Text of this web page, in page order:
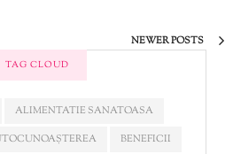
NEWER POSTS
TAG CLOUD
ALIMENTATIE SANATOASA
BENEFICII